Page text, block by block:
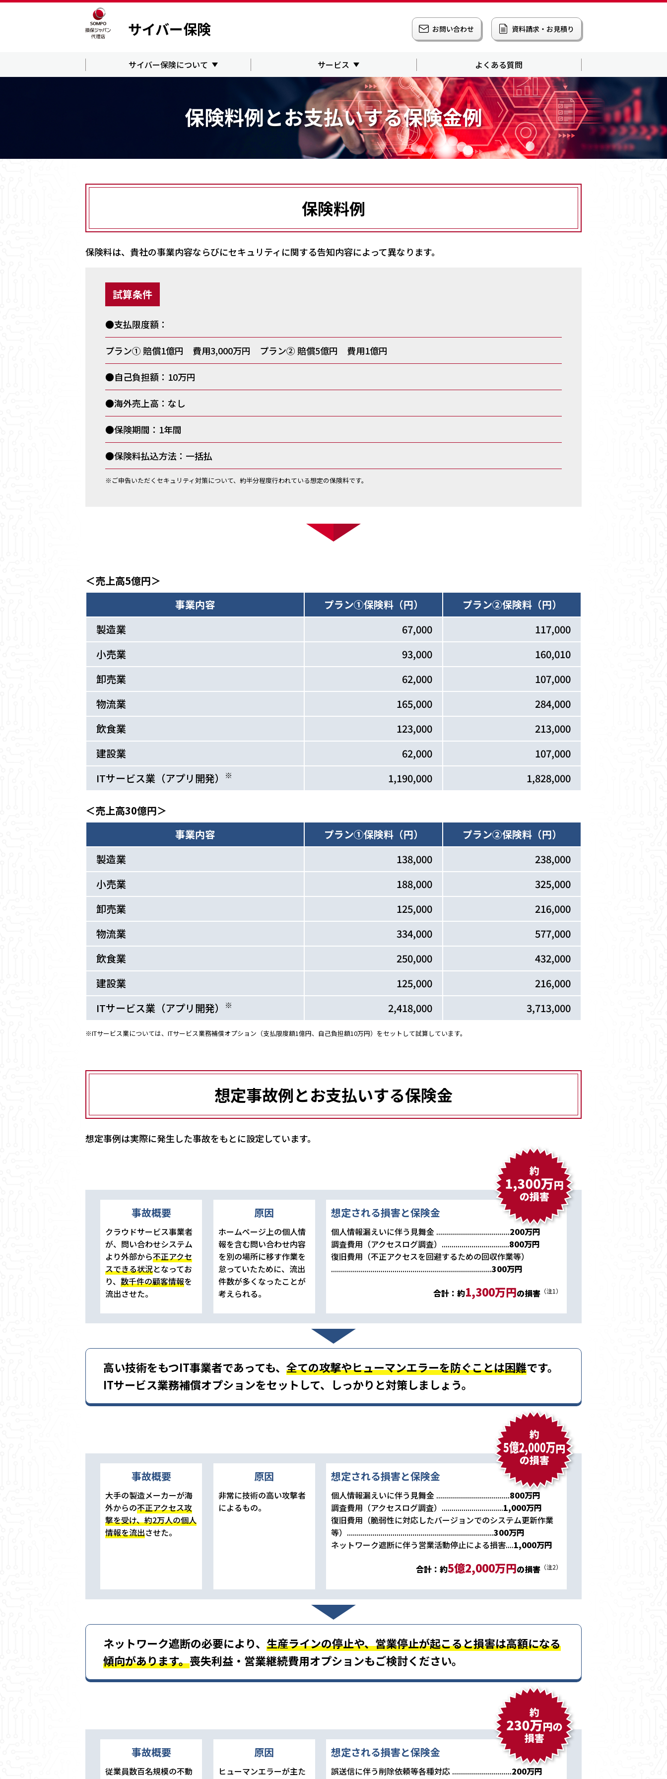
サイバー保険
サイバー保険について サービス よくある質問
お問い合わせ 資料請求・お見積り
保険料例とお支払いする保険金例
保険料例
保険料は、貴社の事業内容ならびにセキュリティに関する告知内容によって異なります。
試算条件
●支払限度額：
プラン① 賠償1億円 費用3,000万円 プラン② 賠償5億円 費用1億円
●自己負担額：10万円
●海外売上高：なし
●保険期間：1年間
●保険料払込方法：一括払
※ご申告いただくセキュリティ対策について、約半分程度行われている想定の保険料です。
＜売上高5億円＞
事業内容
プラン①保険料（円） プラン②保険料（円）
製造業
67,000
117,000
小売業
93,000
160,010
卸売業
62,000
107,000
物流業
165,000
284,000
飲食業
123,000
213,000
建設業
62,000
107,000
ITサービス業（アプリ開発）
※ 1,190,000 1,828,000
＜売上高30億円＞
事業内容
プラン①保険料（円） プラン②保険料（円）
製造業
138,000
238,000
小売業
188,000
325,000
卸売業
125,000
216,000
物流業
334,000
577,000
飲食業
250,000
432,000
建設業
125,000
216,000
ITサービス業（アプリ開発）
※ 2,418,000 3,713,000
※ITサービス業については、ITサービス業務補償オプション（支払限度額1億円、自己負担額10万円）をセットして試算しています。
想定事故例とお支払いする保険金
想定事例は実際に発生した事故をもとに設定しています。
事故概要
クラウドサービス事業者
が、問い合わせシステム
より外部から不正アクセ
スできる状況となってお
り、 数千件の顧客情報を
流出させた。
原因
ホームページ上の個人情
報を含む問い合わせ内容
を別の場所に移す作業を
怠っていたために、流出
件数が多くなったことが
考えられる。
想定される損害と保険金
個人情報漏えいに伴う見舞金 .....................................200万円
調査費用（アクセスログ調査） ..................................800万円
復旧費用（不正アクセスを回避するための回収作業等）
.................................................................................300万円
合計：約1,300万円の損害 （注1）
高い技術をもつIT事業者であっても、 全ての攻撃やヒューマンエラーを防ぐことは困難です。
ITサービス業務補償オプションをセットして、しっかりと対策しましょう。
事故概要
大手の製造メーカーが海
外からの不正アクセス攻
撃を受け、約2万人の個人
情報を流出させた。
原因
非常に技術の高い攻撃者
によるもの。
想定される損害と保険金
個人情報漏えいに伴う見舞金 .....................................800万円
調査費用（アクセスログ調査） ...............................1,000万円
復旧費用（脆弱性に対応したバージョンでのシステム更新作業
等）..........................................................................300万円
ネットワーク遮断に伴う営業活動停止による損害....1,000万円
合計：約5億2,000万円の損害 （注2）
ネットワーク遮断の必要により、 生産ラインの停止や、営業停止が起こると損害は高額になる
傾向があります。喪失利益・営業継続費用オプションもご検討ください。
事故概要
従業員数百名規模の不動
原因
ヒューマンエラーが主た
想定される損害と保険金
誤送信に伴う削除依頼等各種対応 ..............................200万円